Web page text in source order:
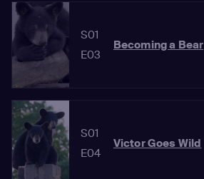
S01
E03
Becoming a Bear
S01
E04
Victor Goes Wild